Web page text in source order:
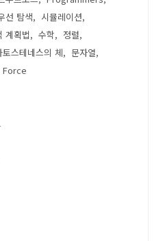
선 탐색
시뮬레이션
계획법 수학
정렬
토스테네스의 체
문자열